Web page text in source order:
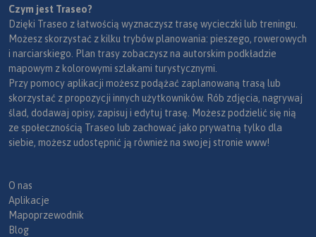
Czym jest Traseo?
Dzięki Traseo z łatwością wyznaczysz trasę wycieczki lub treningu.
Możesz skorzystać z kilku trybów planowania: pieszego, rowerowych
i narciarskiego. Plan trasy zobaczysz na autorskim podkładzie
mapowym z kolorowymi szlakami turystycznymi.
Przy pomocy aplikacji możesz podążać zaplanowaną trasą lub
skorzystać z propozycji innych użytkowników. Rób zdjęcia, nagrywaj
ślad, dodawaj opisy, zapisuj i edytuj trasę. Możesz podzielić się nią
ze społecznością Traseo lub zachować jako prywatną tylko dla
siebie, możesz udostępnić ją również na swojej stronie www!
O nas
Aplikacje
Mapoprzewodnik
Blog